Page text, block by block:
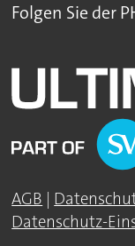
Folgen Sie der
AGB |
Datenschutz-